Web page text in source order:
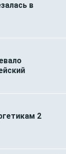
в
2